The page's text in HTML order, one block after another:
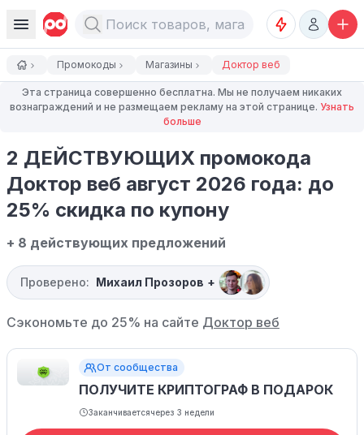
Промокоды Магазины Доктор веб
Эта страница совершенно бесплатна. Мы не получаем никаких
вознаграждений и не размещаем рекламу на этой странице. Узнать
больше
2 ДЕЙСТВУЮЩИХ промокода
Доктор веб август 2026 года: до
25% скидка по купону
+ 8 действующих предложений
Проверено: Михаил Прозоров +
Сэкономьте до 25% на сайте Доктор веб
От сообщества
ПОЛУЧИТЕ КРИПТОГРАФ В ПОДАРОК
Заканчиваетсячерез 3 недели